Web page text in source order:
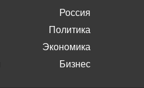
Россия
Политика
Экономика
Бизнес